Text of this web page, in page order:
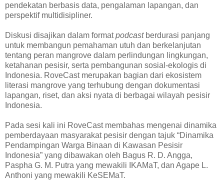
pendekatan berbasis data, pengalaman lapangan, dan
perspektif multidisipliner.
Diskusi disajikan dalam formatpodcast berdurasi panjang
untuk membangun pemahaman utuh dan berkelanjutan
tentang peran mangrove dalam perlindungan lingkungan,
ketahanan pesisir, serta pembangunan sosial-ekologis di
Indonesia. RoveCast merupakan bagian dari ekosistem
literasi mangrove yang terhubung dengan dokumentasi
lapangan, riset, dan aksi nyata di berbagai wilayah pesisir
Indonesia.
Pada sesi kali ini RoveCast membahas mengenai dinamika
pemberdayaan masyarakat pesisir dengan tajuk “Dinamika
Pendampingan Warga Binaan di Kawasan Pesisir
Indonesia” yang dibawakan oleh Bagus R. D. Angga,
Paspha G. M. Putra yang mewakili IKAMaT, dan Agape L.
Anthoni yang mewakili KeSEMaT.